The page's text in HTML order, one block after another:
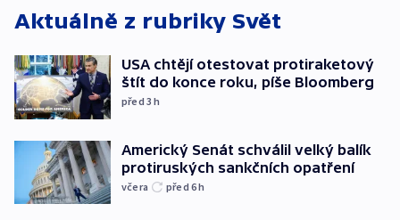
Aktuálně z rubriky Svět
USA chtějí otestovat protiraketový
štít do konce roku, píše Bloomberg
před 3h
Americký Senát schválil velký balík
protiruských sankčních opatření
včera před 6h